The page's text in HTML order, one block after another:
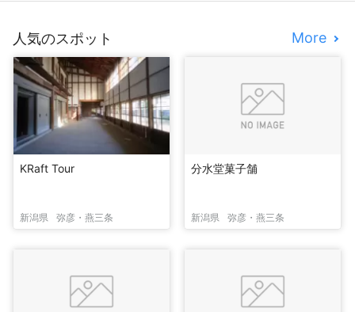
人気のスポット More
KRaft Tour
新潟県 弥彦・燕三条
分水堂菓子舗
新潟県 弥彦・燕三条